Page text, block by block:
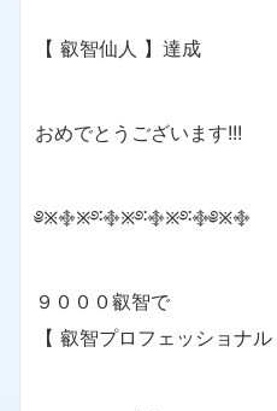
【 叡智仙人 】達成
おめでとうございます!!!
༅྿࿇྿࿔࿒࿇྿࿔࿒࿇྿࿔࿒࿇༅྿࿇
９０００叡智で
【 叡智プロフェッショナル